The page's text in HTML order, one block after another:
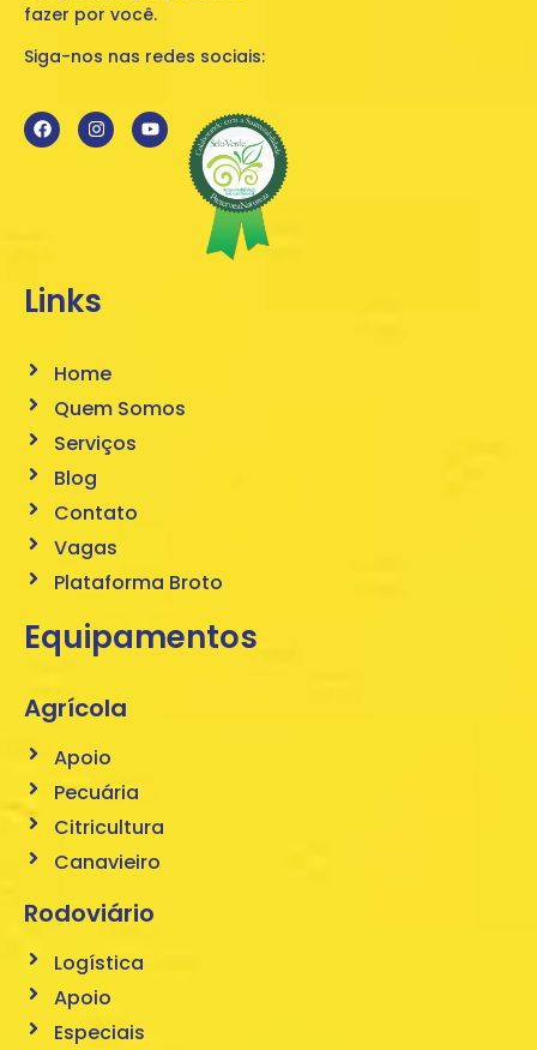
fazer por você.
Siga-nos nas redes sociais:
Links
Home
Quem Somos
Serviços
Blog
Contato
Vagas
Plataforma Broto
Equipamentos
Agrícola
Apoio
Pecuária
Citricultura
Canavieiro
Rodoviário
Logística
Apoio
Especiais